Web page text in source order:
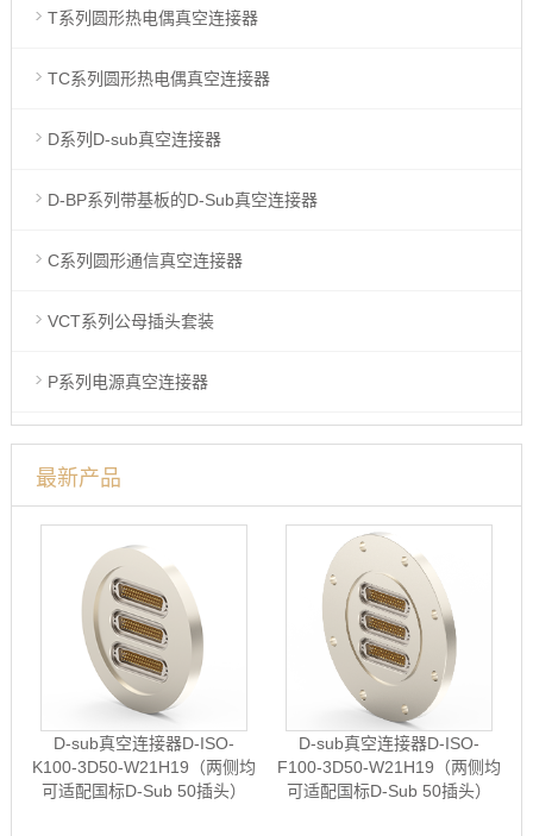
T系列圆形热电偶真空连接器
TC系列圆形热电偶真空连接器
D系列D-sub真空连接器
D-BP系列带基板的D-Sub真空连接器
C系列圆形通信真空连接器
VCT系列公母插头套装
P系列电源真空连接器
最新产品
D-sub真空连接器D-ISO-
K100-3D50-W21H19（两侧均
可适配国标D-Sub 50插头）
D-sub真空连接器D-ISO-
F100-3D50-W21H19（两侧均
可适配国标D-Sub 50插头）